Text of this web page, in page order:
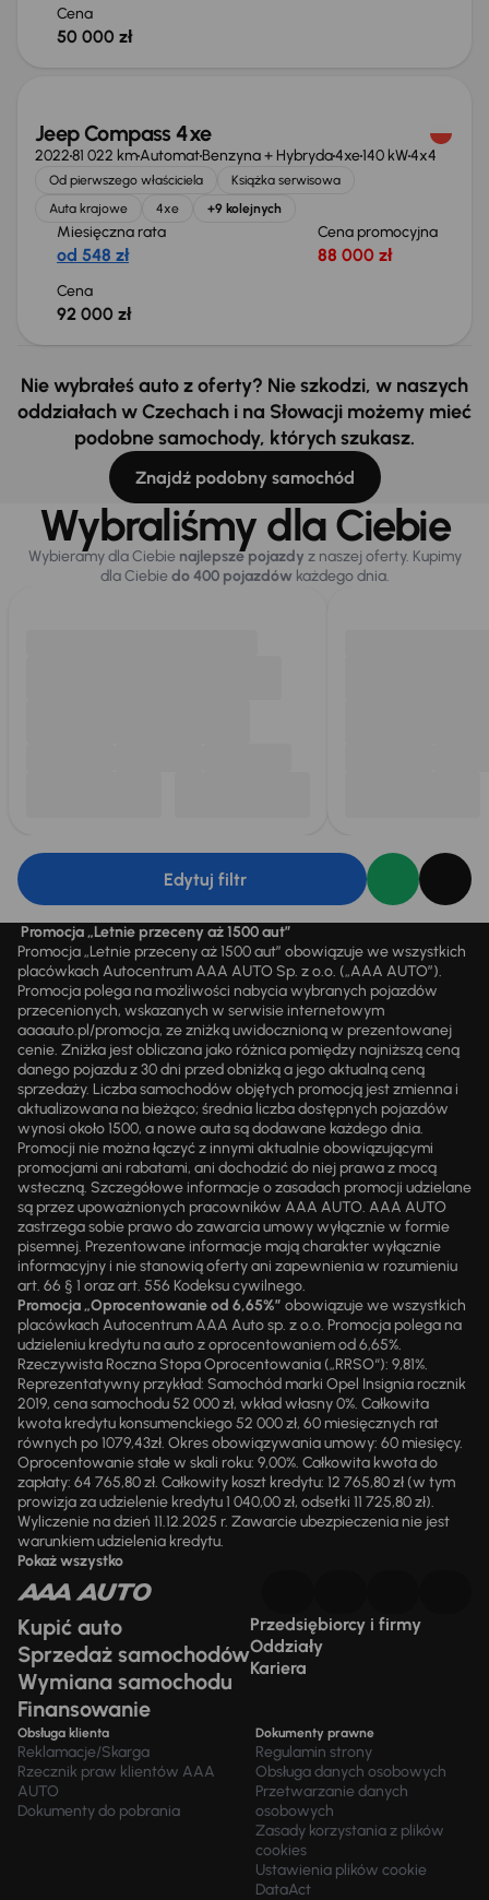
Cena
50 000 zł
Świeżo skupione
Jeep Compass 4xe
202281 022 kmAutomatBenzyna + Hybryda4xe140 kW4x4
Od pierwszego właściciela
Książka serwisowa
Auta krajowe
4xe +9 kolejnych
Miesięczna rata
od 548 zł
Cena promocyjna
88 000 zł
Cena
92 000 zł
Nie wybrałeś auto z oferty? Nie szkodzi, w naszych
oddziałach w Czechach i na Słowacji możemy mieć
podobne samochody, których szukasz.
Znajdź podobny samochód
Wybraliśmy dla Ciebie
Wybieramy dla Ciebie najlepsze pojazdy z naszej oferty. Kupimy
dla Ciebiedo 400 pojazdówkażdego dnia.
Edytuj filtr
Promocja „Letnie przeceny aż 1500 aut”
Promocja „Letnie przeceny aż 1500 aut” obowiązuje we wszystkich
placówkach Autocentrum AAA AUTO Sp. z o.o. („AAA AUTO”).
Promocja polega na możliwości nabycia wybranych pojazdów
przecenionych, wskazanych w serwisie internetowym
aaaauto.pl/promocja, ze zniżką uwidocznioną w prezentowanej
cenie. Zniżka jest obliczana jako różnica pomiędzy najniższą ceną
danego pojazdu z 30 dni przed obniżką a jego aktualną ceną
sprzedaży. Liczba samochodów objętych promocją jest zmienna i
aktualizowana na bieżąco; średnia liczba dostępnych pojazdów
wynosi około 1500, a nowe auta są dodawane każdego dnia.
Promocji nie można łączyć z innymi aktualnie obowiązującymi
promocjami ani rabatami, ani dochodzić do niej prawa z mocą
wsteczną. Szczegółowe informacje o zasadach promocji udzielane
są przez upoważnionych pracowników AAA AUTO. AAA AUTO
zastrzega sobie prawo do zawarcia umowy wyłącznie w formie
pisemnej. Prezentowane informacje mają charakter wyłącznie
informacyjny i nie stanowią oferty ani zapewnienia w rozumieniu
art. 66 § 1 oraz art. 556 Kodeksu cywilnego.
Promocja „Oprocentowanie od 6,65%” obowiązuje we wszystkich
placówkach Autocentrum AAA Auto sp. z o.o. Promocja polega na
udzieleniu kredytu na auto z oprocentowaniem od 6,65%.
Rzeczywista Roczna Stopa Oprocentowania („RRSO“): 9,81%.
Reprezentatywny przykład: Samochód marki Opel Insignia rocznik
2019, cena samochodu 52 000 zł, wkład własny 0%. Całkowita
kwota kredytu konsumenckiego 52 000 zł, 60 miesięcznych rat
równych po 1079,43zł. Okres obowiązywania umowy: 60 miesięcy.
Oprocentowanie stałe w skali roku: 9,00%. Całkowita kwota do
zapłaty: 64 765,80 zł. Całkowity koszt kredytu: 12 765,80 zł (w tym
prowizja za udzielenie kredytu 1 040,00 zł, odsetki 11 725,80 zł).
Wyliczenie na dzień 11.12.2025 r. Zawarcie ubezpieczenia nie jest
warunkiem udzielenia kredytu.
Pokaż wszystko
Kupić auto
Sprzedaż samochodów
Wymiana samochodu
Finansowanie
Przedsiębiorcy i firmy
Oddziały
Kariera
Obsługa klienta
Reklamacje/Skarga
Rzecznik praw klientów AAA
AUTO
Dokumenty do pobrania
Dokumenty prawne
Regulamin strony
Obsługa danych osobowych
Przetwarzanie danych
osobowych
Zasady korzystania z plików
cookies
Ustawienia plików cookie
DataAct